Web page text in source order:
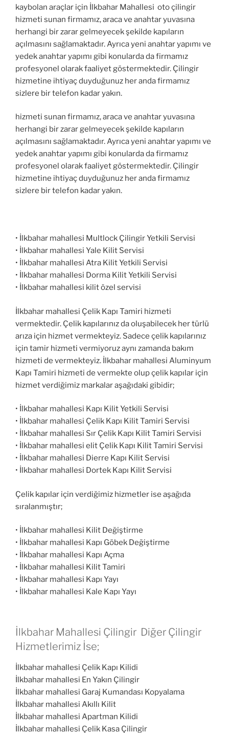
kaybolan araçlar için İlkbahar Mahallesi oto çilingir
hizmeti sunan firmamız, araca ve anahtar yuvasına
herhangi bir zarar gelmeyecek şekilde kapıların
açılmasını sağlamaktadır. Ayrıca yeni anahtar yapımı ve
yedek anahtar yapımı gibi konularda da firmamız
profesyonel olarak faaliyet göstermektedir. Çilingir
hizmetine ihtiyaç duyduğunuz her anda firmamız
sizlere bir telefon kadar yakın.
hizmeti sunan firmamız, araca ve anahtar yuvasına
herhangi bir zarar gelmeyecek şekilde kapıların
açılmasını sağlamaktadır. Ayrıca yeni anahtar yapımı ve
yedek anahtar yapımı gibi konularda da firmamız
profesyonel olarak faaliyet göstermektedir. Çilingir
hizmetine ihtiyaç duyduğunuz her anda firmamız
sizlere bir telefon kadar yakın.
• İlkbahar mahallesi Multlock Çilingir Yetkili Servisi
• İlkbahar mahallesi Yale Kilit Servisi
• İlkbahar mahallesi Atra Kilit Yetkili Servisi
• İlkbahar mahallesi Dorma Kilit Yetkili Servisi
• İlkbahar mahallesi kilit özel servisi
İlkbahar mahallesi Çelik Kapı Tamiri hizmeti
vermektedir. Çelik kapılarınız da oluşabilecek her türlü
arıza için hizmet vermekteyiz. Sadece çelik kapılarınız
için tamir hizmeti vermiyoruz aynı zamanda bakım
hizmeti de vermekteyiz. İlkbahar mahallesi Aluminyum
Kapı Tamiri hizmeti de vermekte olup çelik kapılar için
hizmet verdiğimiz markalar aşağıdaki gibidir;
• İlkbahar mahallesi Kapı Kilit Yetkili Servisi
• İlkbahar mahallesi Çelik Kapı Kilit Tamiri Servisi
• İlkbahar mahallesi Sır Çelik Kapı Kilit Tamiri Servisi
• İlkbahar mahallesi elit Çelik Kapı Kilit Tamiri Servisi
• İlkbahar mahallesi Dierre Kapı Kilit Servisi
• İlkbahar mahallesi Dortek Kapı Kilit Servisi
Çelik kapılar için verdiğimiz hizmetler ise aşağıda
sıralanmıştır;
• İlkbahar mahallesi Kilit Değiştirme
• İlkbahar mahallesi Kapı Göbek Değiştirme
• İlkbahar mahallesi Kapı Açma
• İlkbahar mahallesi Kilit Tamiri
• İlkbahar mahallesi Kapı Yayı
• İlkbahar mahallesi Kale Kapı Yayı
İlkbahar Mahallesi Çilingir Diğer Çilingir
Hizmetlerimiz İse;
İlkbahar mahallesi Çelik Kapı Kilidi
İlkbahar mahallesi En Yakın Çilingir
İlkbahar mahallesi Garaj Kumandası Kopyalama
İlkbahar mahallesi Akıllı Kilit
İlkbahar mahallesi Apartman Kilidi
İlkbahar mahallesi Çelik Kasa Çilingir